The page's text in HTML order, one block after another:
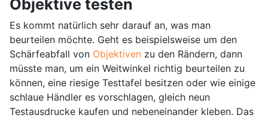
Objektive testen
Es kommt natürlich sehr darauf an, was man
beurteilen möchte. Geht es beispielsweise um den
Schärfeabfall von Objektiven zu den Rändern, dann
müsste man, um ein Weitwinkel richtig beurteilen zu
können, eine riesige Testtafel besitzen oder wie einige
schlaue Händler es vorschlagen, gleich neun
Testausdrucke kaufen und nebeneinander kleben. Das